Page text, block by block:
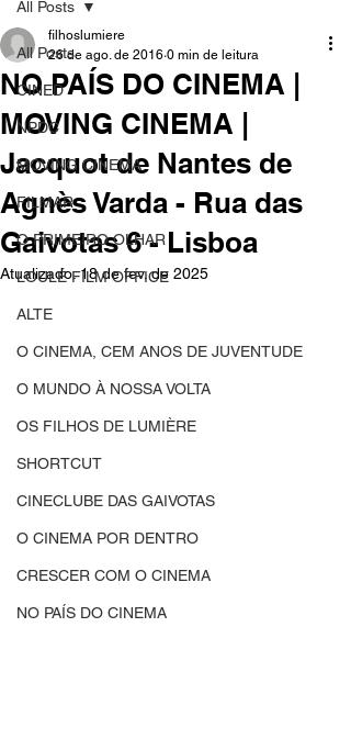
All Posts
CINED
NPDC
MOVING CINEMA
FILMAR
O PRIMEIRO OLHAR
LOULÉ FILM OFFICE
ALTE
O CINEMA, CEM ANOS DE JUVENTUDE
O MUNDO À NOSSA VOLTA
OS FILHOS DE LUMIÈRE
SHORTCUT
CINECLUBE DAS GAIVOTAS
O CINEMA POR DENTRO
CRESCER COM O CINEMA
NO PAÍS DO CINEMA
All Posts
NO PAÍS DO CINEMA |
MOVING CINEMA |
Jacquot de Nantes de
Agnès Varda - Rua das
Gaivotas 6 - Lisboa
filhoslumiere
26 de ago. de 2016 0 min de leitura
Atualizado:18 de fev. de 2025